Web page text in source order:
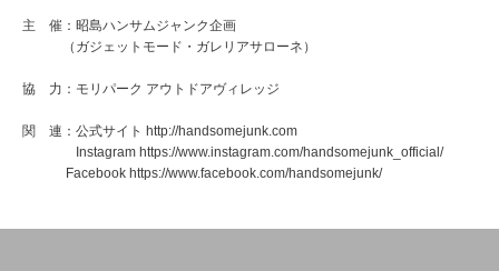
主 催：昭島ハンサムジャンク企画
（ガジェットモード・ガレリアサローネ）
協 力：モリパーク アウトドアヴィレッジ
関 連：公式サイト http://handsomejunk.com
Instagram https://www.instagram.com/handsomejunk_official/
Facebook https://www.facebook.com/handsomejunk/